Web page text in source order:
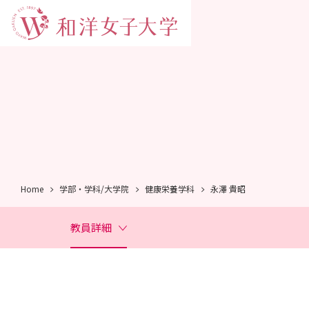
Home 学部・学科/大学院 健康栄養学科 永澤 貴昭
教員詳細